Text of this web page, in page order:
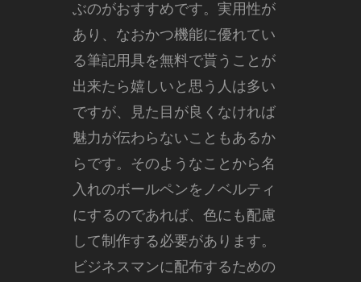
ぶのがおすすめです。 実用性が
あり、なおかつ機能に優れてい
る筆記用具を無料で貰うことが
出来たら嬉しいと思う人は多い
ですが、見た目が良くなければ
魅力が伝わらないこともあるか
らです。そのようなことから名
入れのボールペンをノベルティ
にするのであれば、色にも配慮
して制作する必要があります。
ビジネスマンに配布するための